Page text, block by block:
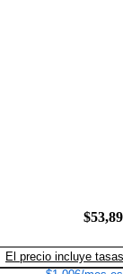
El precio incluye tasas